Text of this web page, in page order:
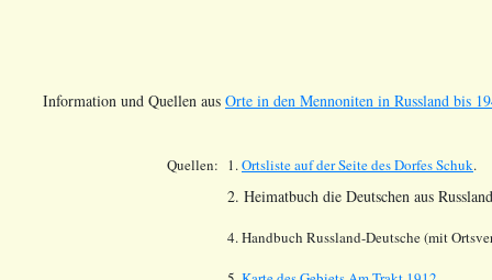
Information und Quellen aus Orte in den Mennoniten in Russland bis
Quellen: 1.Ortsliste auf der Seite des DorfesSchuk.
2. Heimatbuch die Deutschen aus
4. Handbuch Russland-Deutsche (mit